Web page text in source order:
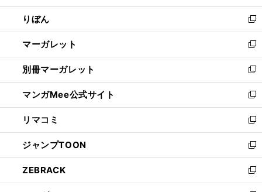
開
く
ウ
で
開
く
ン
ド
ウ
で
開
く
ウ
ィ
ン
ド
ウ
で
開
く
りぼん
新
し
い
ウ
ィ
ン
ド
ウ
で
開
く
マーガレット
新
し
い
ウ
ィ
ン
ド
ウ
で
開
く
別冊マーガレット
新
し
い
ウ
ィ
ン
ド
ウ
で
開
マンガMee公式サイト
新
し
い
ウ
ィ
ン
ド
ウ
リマコミ
新
し
い
ウ
ィ
ン
ジャンプTOON
新
し
い
ウ
ZEBRACK
新
し